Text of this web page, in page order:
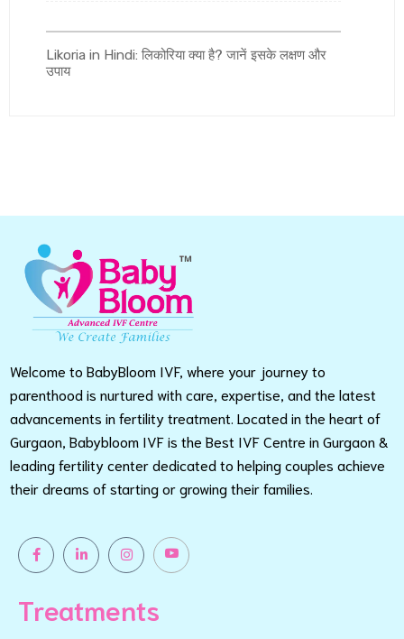
Likoria in Hindi: लिकोरिया क्या है? जानें इसके लक्षण और
उपाय
Welcome to BabyBloom IVF, where your journey to
parenthood is nurtured with care, expertise, and the latest
advancements in fertility treatment. Located in the heart of
Gurgaon, Babybloom IVF is the Best IVF Centre in Gurgaon &
leading fertility center dedicated to helping couples achieve
their dreams of starting or growing their families.
Treatments